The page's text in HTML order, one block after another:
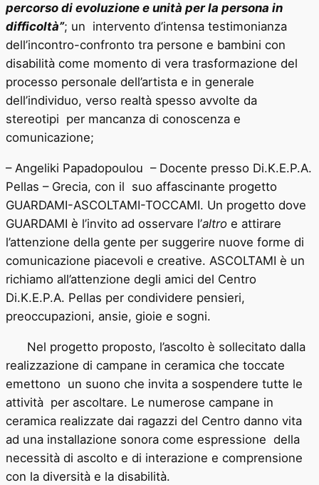
percorso di evoluzione e unità per la persona in
difficoltà”; un intervento d’intensa testimonianza
dell’incontro-confronto tra persone e bambini con
disabilità come momento di vera trasformazione del
processo personale dell’artista e in generale
dell’individuo, verso realtà spesso avvolte da
stereotipi per mancanza di conoscenza e
comunicazione;
– Angeliki Papadopoulou – Docente presso Di.K.E.P.A.
Pellas – Grecia, con il suo affascinante progetto
GUARDAMI-ASCOLTAMI-TOCCAMI. Un progetto dove
GUARDAMI è l’invito ad osservare l’altro e attirare
l’attenzione della gente per suggerire nuove forme di
comunicazione piacevoli e creative. ASCOLTAMI è un
richiamo all’attenzione degli amici del Centro
Di.K.E.P.A. Pellas per condividere pensieri,
preoccupazioni, ansie, gioie e sogni.
Nel progetto proposto, l’ascolto è sollecitato dalla
realizzazione di campane in ceramica che toccate
emettono un suono che invita a sospendere tutte le
attività per ascoltare. Le numerose campane in
ceramica realizzate dai ragazzi del Centro danno vita
ad una installazione sonora come espressione della
necessità di ascolto e di interazione e comprensione
con la diversità e la disabilità.